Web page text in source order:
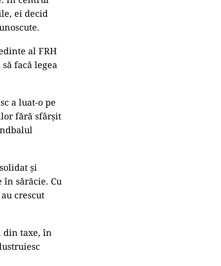
ei decid
al FRH
facă legea
a luat-o pe
fără sfârșit
și
în sărăcie. Cu
crescut
din taxe, în